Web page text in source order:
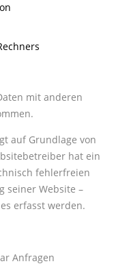
mit anderen
auf Grundlage von
hat ein
fehlerfreien
seiner Website –
erfasst werden.
Anfragen